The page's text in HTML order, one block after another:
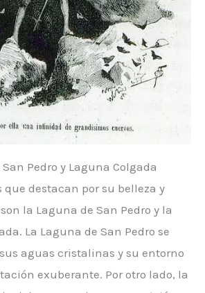
Pedro y Laguna Colgada
que destacan por su belleza y
la Laguna de San Pedro y la
La Laguna de San Pedro se
aguas cristalinas y su entorno
exuberante. Por otro lado, la